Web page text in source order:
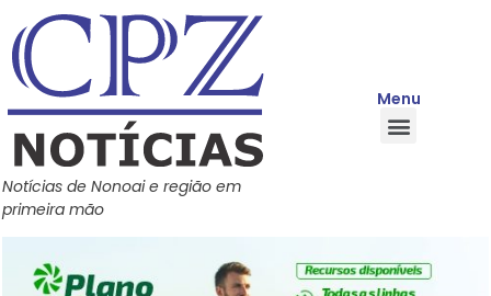
Notícias de Nonoai e região em
primeira mão
Menu